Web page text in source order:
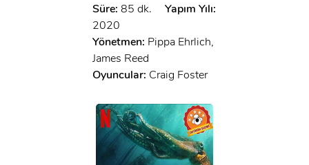
Süre: 85 dk.
Yapım Yılı:
2020
Yönetmen: Pippa Ehrlich,
James Reed
Oyuncular: Craig Foster